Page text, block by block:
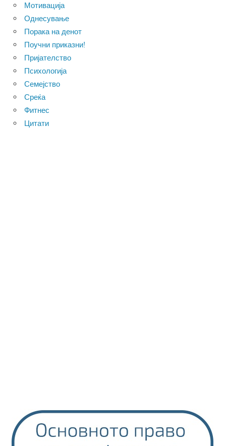
Мотивација
Однесување
Порака на денот
Поучни приказни!
Пријателство
Психологија
Семејство
Среќа
Фитнес
Цитати